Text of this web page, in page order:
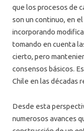
que los procesos de
son un continuo, en
incorporando
tomando en cuenta
cierto, pero
consensos básicos.
Chile en las décadas
Desde esta
numerosos avances